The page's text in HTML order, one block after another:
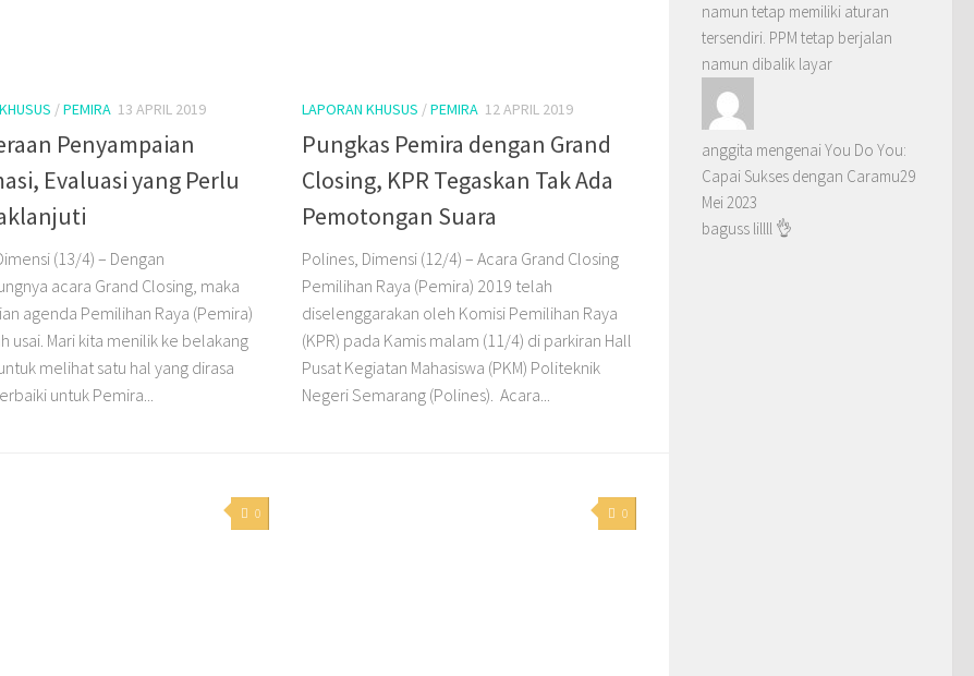
/PEMIRA 13 APRIL 2019
Penyampaian
Evaluasi yang Perlu
(13/4) – Dengan
acara Grand Closing, maka
agenda Pemilihan Raya (Pemira)
usai. Mari kita menilik ke belakang
melihat satu hal yang dirasa
untuk Pemira...
LAPORAN KHUSUS /PEMIRA 12 APRIL 2019
Pungkas Pemira dengan Grand
Closing, KPR Tegaskan Tak Ada
Pemotongan Suara
Polines, Dimensi (12/4) – Acara Grand Closing
Pemilihan Raya (Pemira) 2019 telah
diselenggarakan oleh Komisi Pemilihan Raya
(KPR) pada Kamis malam (11/4) di parkiran Hall
Pusat Kegiatan Mahasiswa (PKM) Politeknik
Negeri Semarang (Polines). Acara...
0 0
namun tetap memiliki aturan
tersendiri. PPM tetap berjalan
namun dibalik layar
anggita mengenai You Do You:
Capai Sukses dengan Caramu29
Mei 2023
baguss lillll 👌